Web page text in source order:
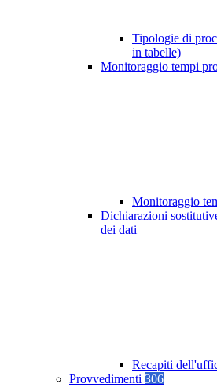
Tipologie di
in tabelle)
Monitoraggio tempi
Monitoraggio
Dichiarazioni
dei dati
Recapiti
Provvedimenti 306